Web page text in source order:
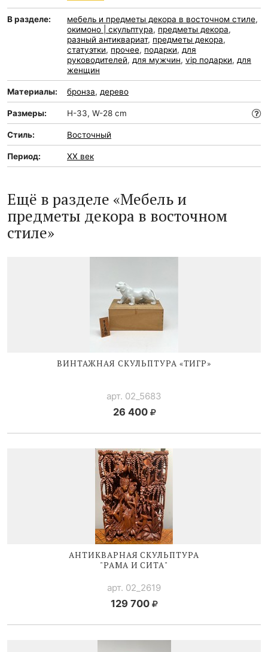
В разделе: мебель и предметы декора в восточном стиле,
окимоно | скульптура, предметы декора,
разный антиквариат, предметы декора,
статуэтки, прочее, подарки, для
руководителей, для мужчин, vip подарки, для
женщин
Материалы: бронза, дерево
Размеры: H-33, W-28 cm
Стиль: Восточный
Период: XX век
Ещё в разделе «Мебель и
предметы декора в восточном
стиле»
ВИНТАЖНАЯ СКУЛЬПТУРА «ТИГР»
арт. 02_5683
26 400
АНТИКВАРНАЯ СКУЛЬПТУРА
"РАМА И СИТА"
арт. 02_2619
129 700